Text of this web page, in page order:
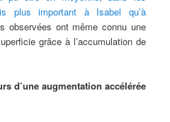
plus important à Isabel qu’à
observées ont même connu une
grâce à l’accumulation de
d’une augmentation accélérée